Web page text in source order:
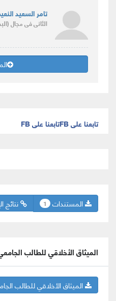
تامر السعيد
الثانىفى مجال
تابعنا على FB تابعنا على FB
نتائج المستندات 1
الميثاق الأخلاقي للطالب
الميثاق الأخلاقي للطالب